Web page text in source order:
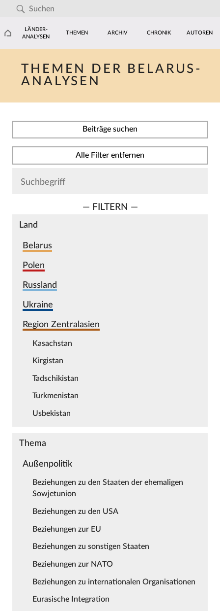
LÄNDER-
ANALYSEN
THEMEN ARCHIV CHRONIK AUTOREN
THEMEN DER BELARUS-
ANALYSEN
Beiträge suchen
Alle Filter entfernen
— FILTERN —
Land
Belarus
Polen
Russland
Ukraine
Region Zentralasien
Kasachstan
Kirgistan
Tadschikistan
Turkmenistan
Usbekistan
Thema
Außenpolitik
Beziehungen zu den Staaten der ehemaligen
Sowjetunion
Beziehungen zu den USA
Beziehungen zur EU
Beziehungen zu sonstigen Staaten
Beziehungen zur NATO
Beziehungen zu internationalen Organisationen
Eurasische Integration